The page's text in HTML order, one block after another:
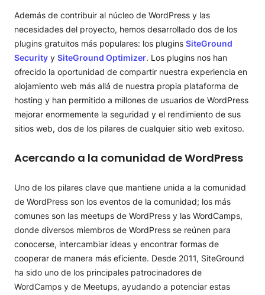
Además de contribuir al núcleo de WordPress y las
necesidades del proyecto, hemos desarrollado dos de los
plugins gratuitos más populares: los plugins SiteGround
Security y SiteGround Optimizer. Los plugins nos han
ofrecido la oportunidad de compartir nuestra experiencia en
alojamiento web más allá de nuestra propia plataforma de
hosting y han permitido a millones de usuarios de WordPress
mejorar enormemente la seguridad y el rendimiento de sus
sitios web, dos de los pilares de cualquier sitio web exitoso.
Acercando a la comunidad de WordPress
Uno de los pilares clave que mantiene unida a la comunidad
de WordPress son los eventos de la comunidad; los más
comunes son las meetups de WordPress y las WordCamps,
donde diversos miembros de WordPress se reúnen para
conocerse, intercambiar ideas y encontrar formas de
cooperar de manera más eficiente. Desde 2011, SiteGround
ha sido uno de los principales patrocinadores de
WordCamps y de Meetups, ayudando a potenciar estas